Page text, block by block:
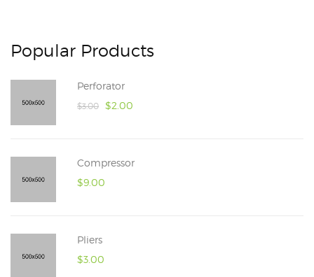
Popular Products
Perforator
$3.00 $2.00
Compressor
$9.00
Pliers
$3.00